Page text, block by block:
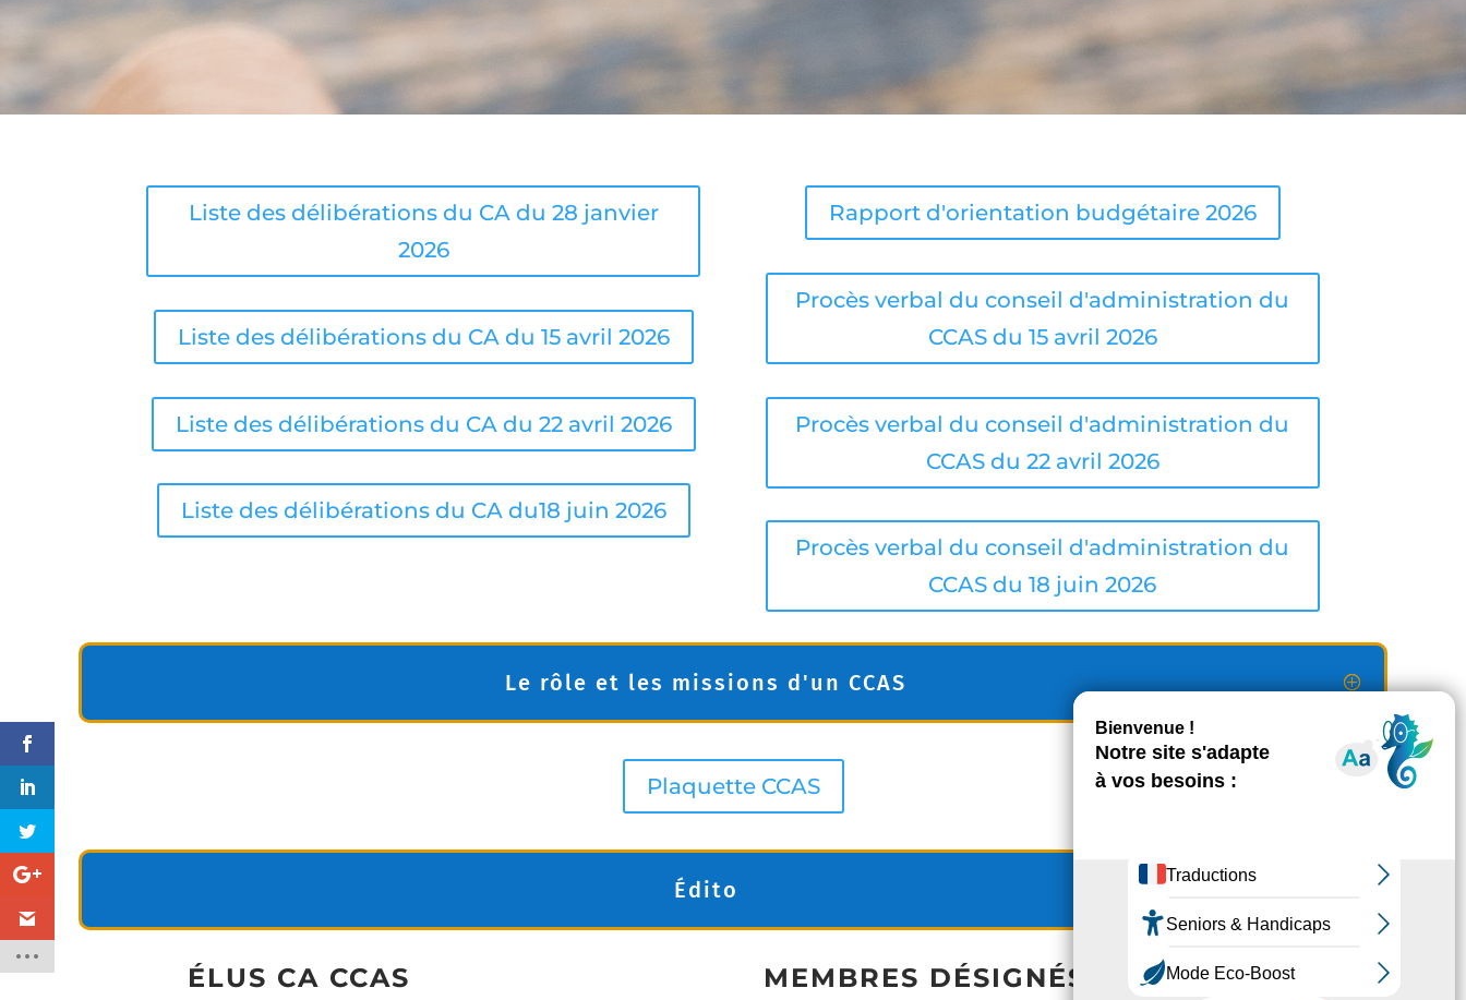
Liste des délibérations du CA du 28 janvier
2026
Liste des délibérations du CA du 15 avril 2026
Liste des délibérations du CA du 22 avril 2026
Liste des délibérations du CA du18 juin 2026
Rapport d'orientation budgétaire 2026
Procès verbal du conseil d'administration du
CCAS du 15 avril 2026
Procès verbal du conseil d'administration du
CCAS du 22 avril 2026
Procès verbal du conseil d'administration du
CCAS du 18 juin 2026
Le rôle et les missions d'un CCAS
Plaquette CCAS
Édito
ÉLUS CA CCAS MEMBRES DÉSIGNÉS CA CCAS